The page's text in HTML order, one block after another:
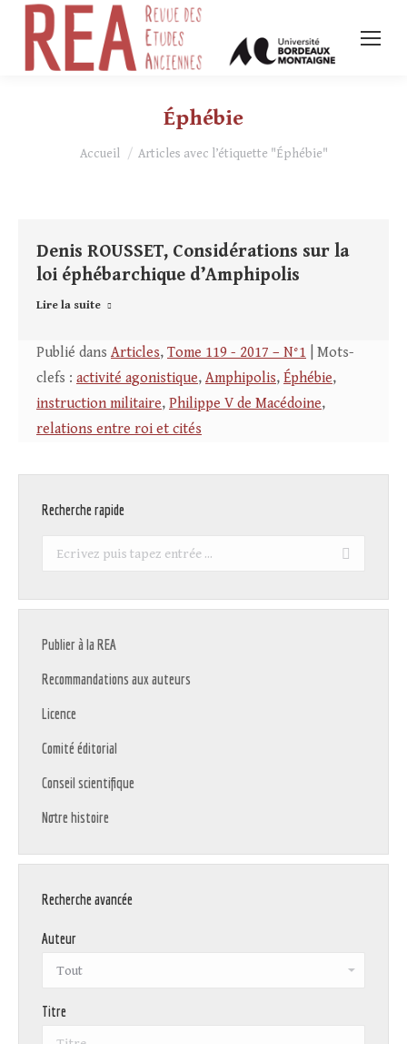
Éphébie
Vous êtes ici :
Accueil Articles avec l’étiquette "Éphébie"
Denis ROUSSET, Considérations sur la
loi éphébarchique d’Amphipolis
Lire la suite
Publié dans Articles, Tome 119 - 2017 – N°1 | Mots-
clefs : activité agonistique, Amphipolis, Éphébie,
instruction militaire, Philippe V de Macédoine,
relations entre roi et cités
Recherche rapide
Recherche
Publier à la REA
Recommandations aux auteurs
Licence
Comité éditorial
Conseil scientifique
Notre histoire
Recherche avancée
Auteur
Titre